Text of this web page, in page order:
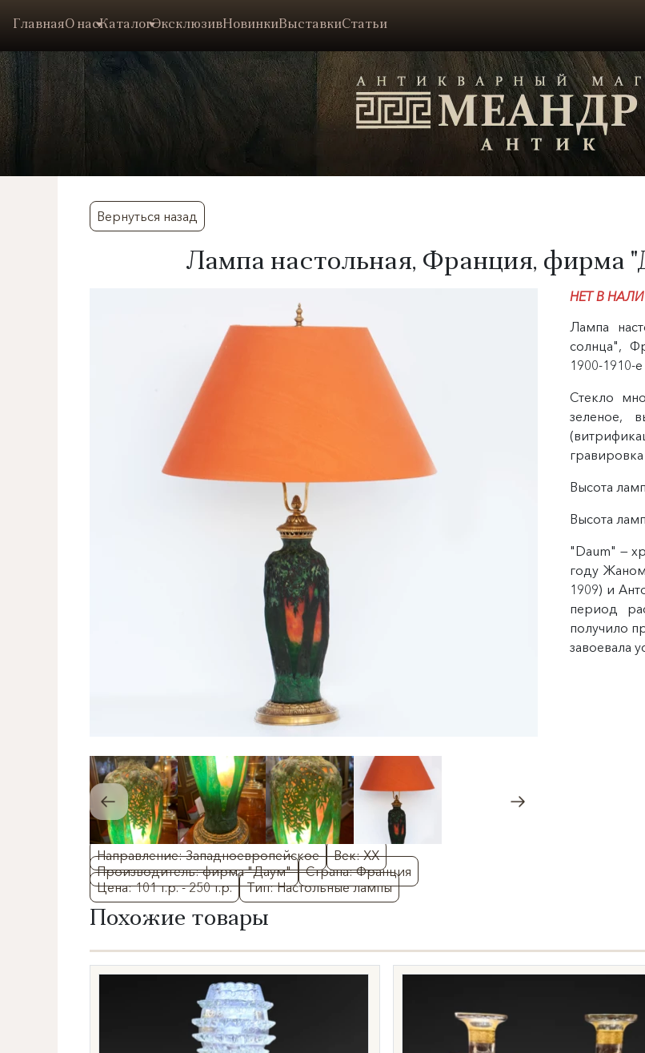
ГлавнаяО насКаталогЭксклюзивНовинкиВыставкиСтатьи
Вернуться назад
Лампа настольная, Франция, фирма
Направление: Западноевропейское
Век: XX
Производитель: фирма "Даум"
Страна: Франция
Цена: 101 т.р. - 250 т.р.
Тип: Настольные лампы
НЕТ В
Лампа
солнца",
1900-1910-
Стекло
зеленое,
Высота
Высота
"Daum" —
году
1909) и
период
получило
завоевала
Похожие товары